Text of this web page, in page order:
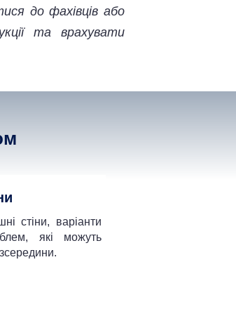
до фахівців або
та врахувати
стіни, варіанти
які можуть